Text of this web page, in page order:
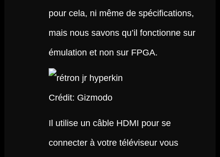
pour cela, ni même de spécifications,
mais nous savons qu’il fonctionne sur
émulation et non sur FPGA.
Crédit: Gizmodo
Il utilise un câble HDMI pour se
connecter à votre téléviseur vous